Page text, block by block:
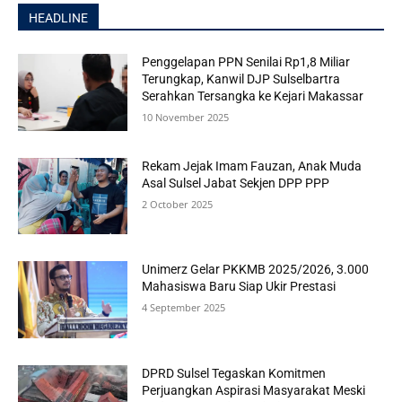
HEADLINE
Penggelapan PPN Senilai Rp1,8 Miliar
Terungkap, Kanwil DJP Sulselbartra
Serahkan Tersangka ke Kejari Makassar
10 November 2025
Rekam Jejak Imam Fauzan, Anak Muda
Asal Sulsel Jabat Sekjen DPP PPP
2 October 2025
Unimerz Gelar PKKMB 2025/2026, 3.000
Mahasiswa Baru Siap Ukir Prestasi
4 September 2025
DPRD Sulsel Tegaskan Komitmen
Perjuangkan Aspirasi Masyarakat Meski